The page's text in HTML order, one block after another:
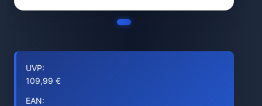
UVP:
109,99 €
EAN: